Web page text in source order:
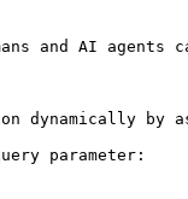
and AI agents
dynamically by
parameter: